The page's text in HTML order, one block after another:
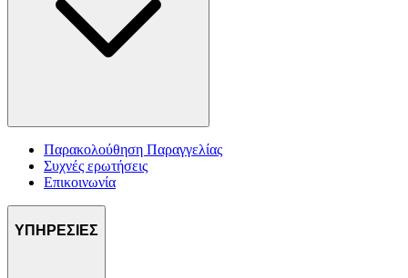
Παρακολούθηση Παραγγελίας
Συχνές ερωτήσεις
Επικοινωνία
ΥΠΗΡΕΣΙΕΣ